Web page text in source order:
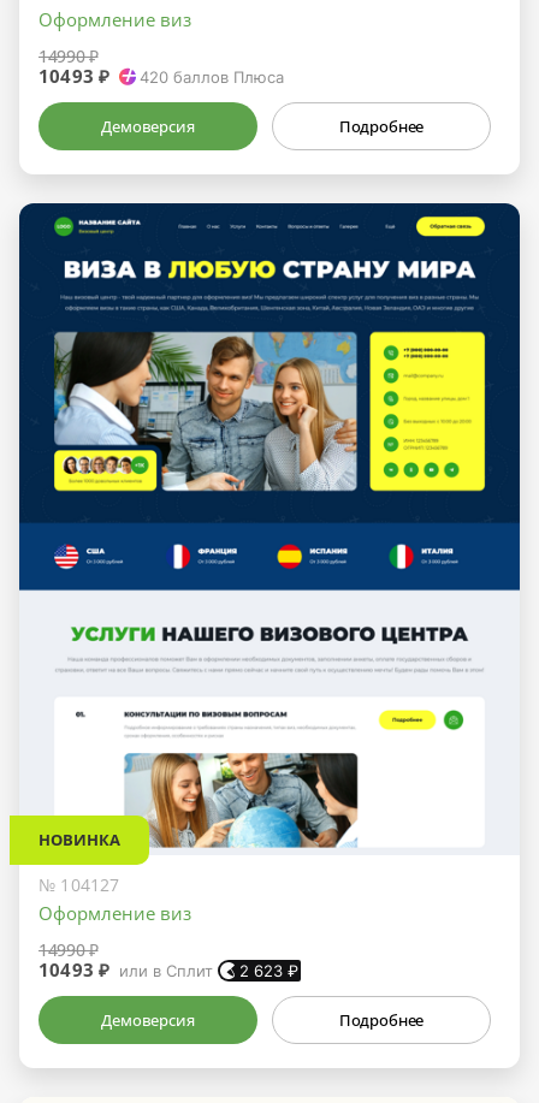
Оформление виз
14990 ₽
10493 ₽ 420 баллов Плюса
Демоверсия Подробнее
НОВИНКА
№ 104127
Оформление виз
14990 ₽
10493 ₽ или в Сплит 2 623 ₽
Демоверсия Подробнее